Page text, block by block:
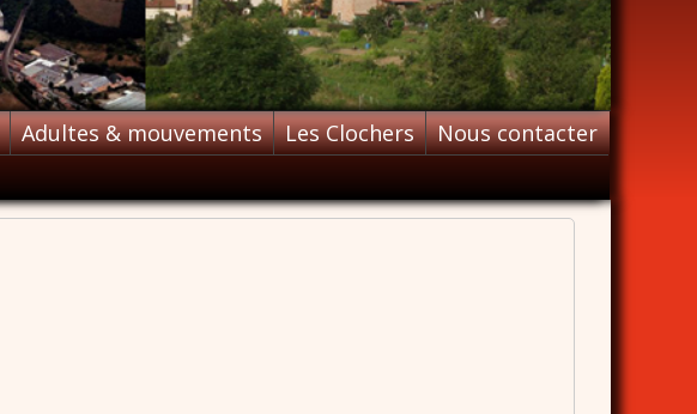
Adultes & mouvements Les Clochers
Nous contacter